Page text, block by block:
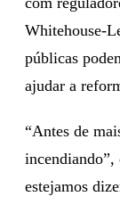
Whitehouse-
públicas
ajudar a
“Antes de
incendiando”,
estejamos